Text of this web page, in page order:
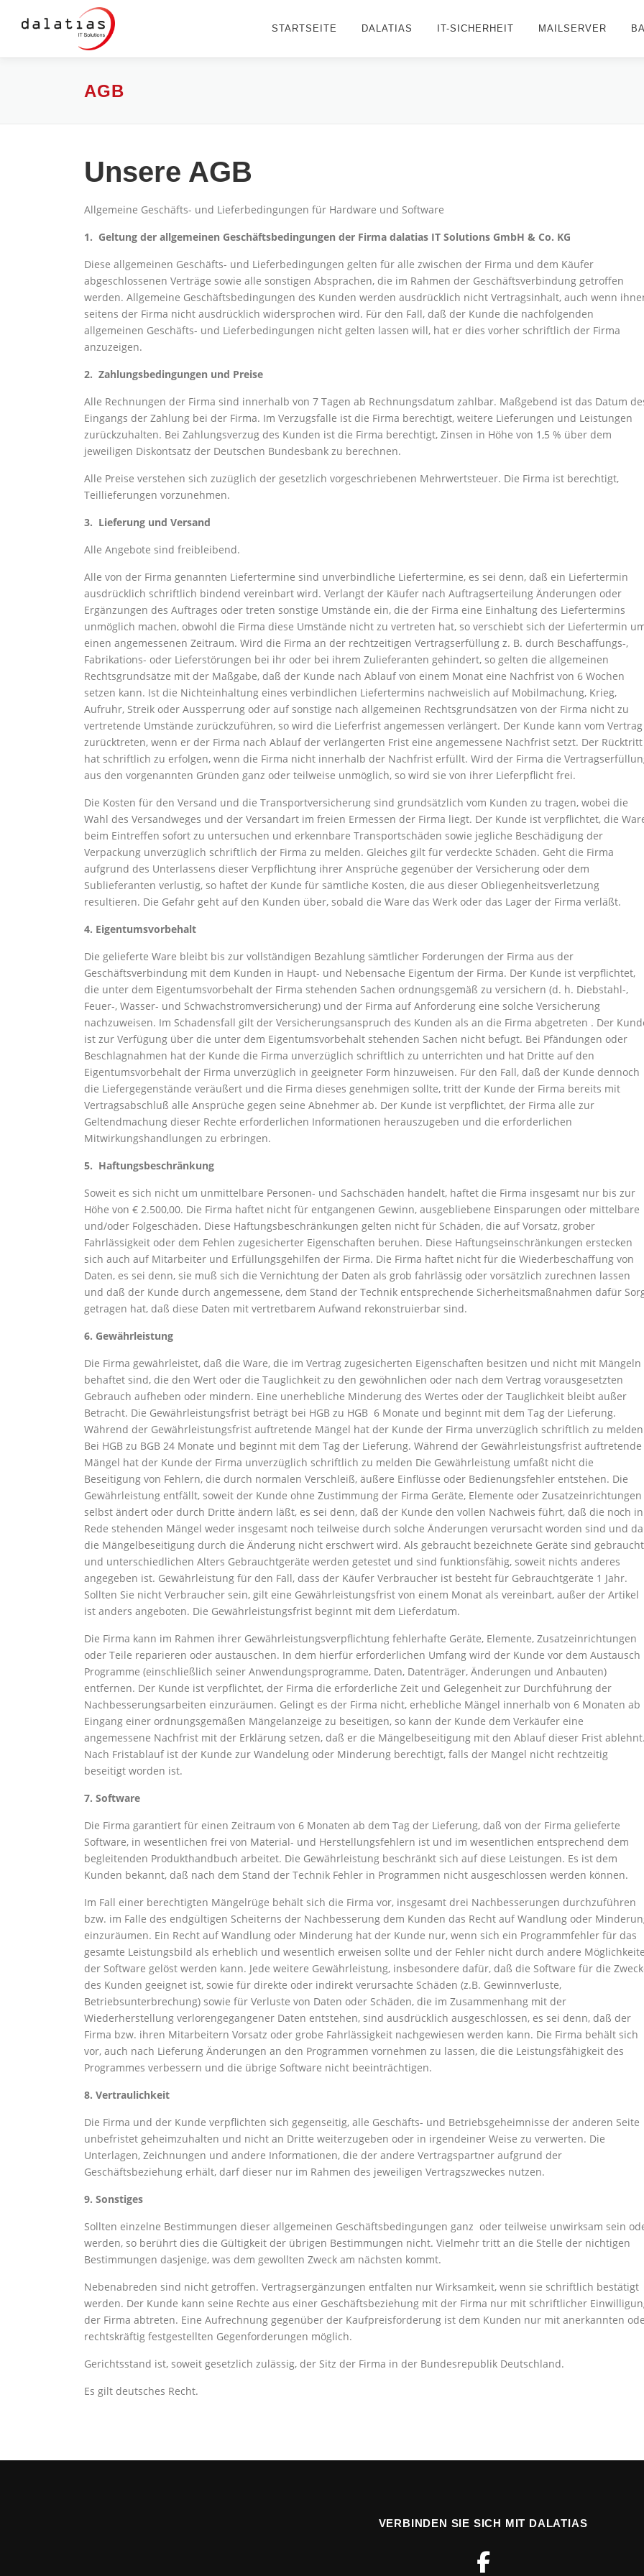
Inhalt
STARTSEITE DALATIAS IT-SICHERHEIT MAILSERVER
AGB
Unsere AGB
Allgemeine Geschäfts- und Lieferbedingungen für Hardware und Software
1. Geltung der allgemeinen Geschäftsbedingungen der Firma dalatias IT Solutions GmbH & Co. KG
Diese allgemeinen Geschäfts- und Lieferbedingungen gelten für alle zwischen der Firma und dem Käufer
abgeschlossenen Verträge sowie alle sonstigen Absprachen, die im Rahmen der Geschäftsverbindung getroffen
werden. Allgemeine Geschäftsbedingungen des Kunden werden ausdrücklich nicht Vertragsinhalt, auch wenn
seitens der Firma nicht ausdrücklich widersprochen wird. Für den Fall, daß der Kunde die nachfolgenden
allgemeinen Geschäfts- und Lieferbedingungen nicht gelten lassen will, hat er dies vorher schriftlich der Firma
anzuzeigen.
2. Zahlungsbedingungen und Preise
Alle Rechnungen der Firma sind innerhalb von 7 Tagen ab Rechnungsdatum zahlbar. Maßgebend ist das Datum
Eingangs der Zahlung bei der Firma. Im Verzugsfalle ist die Firma berechtigt, weitere Lieferungen und Leistungen
zurückzuhalten. Bei Zahlungsverzug des Kunden ist die Firma berechtigt, Zinsen in Höhe von 1,5 % über dem
jeweiligen Diskontsatz der Deutschen Bundesbank zu berechnen.
Alle Preise verstehen sich zuzüglich der gesetzlich vorgeschriebenen Mehrwertsteuer. Die Firma ist berechtigt,
Teillieferungen vorzunehmen.
3. Lieferung und Versand
Alle Angebote sind freibleibend.
Alle von der Firma genannten Liefertermine sind unverbindliche Liefertermine, es sei denn, daß ein Liefertermin
ausdrücklich schriftlich bindend vereinbart wird. Verlangt der Käufer nach Auftragserteilung Änderungen oder
Ergänzungen des Auftrages oder treten sonstige Umstände ein, die der Firma eine Einhaltung des Liefertermins
unmöglich machen, obwohl die Firma diese Umstände nicht zu vertreten hat, so verschiebt sich der Liefertermin
einen angemessenen Zeitraum. Wird die Firma an der rechtzeitigen Vertragserfüllung z. B. durch Beschaffungs-,
Fabrikations- oder Lieferstörungen bei ihr oder bei ihrem Zulieferanten gehindert, so gelten die allgemeinen
Rechtsgrundsätze mit der Maßgabe, daß der Kunde nach Ablauf von einem Monat eine Nachfrist von 6 Wochen
setzen kann. Ist die Nichteinhaltung eines verbindlichen Liefertermins nachweislich auf Mobilmachung, Krieg,
Aufruhr, Streik oder Aussperrung oder auf sonstige nach allgemeinen Rechtsgrundsätzen von der Firma nicht zu
vertretende Umstände zurückzuführen, so wird die Lieferfrist angemessen verlängert. Der Kunde kann vom Vertrag
zurücktreten, wenn er der Firma nach Ablauf der verlängerten Frist eine angemessene Nachfrist setzt. Der Rücktritt
hat schriftlich zu erfolgen, wenn die Firma nicht innerhalb der Nachfrist erfüllt. Wird der Firma die
aus den vorgenannten Gründen ganz oder teilweise unmöglich, so wird sie von ihrer Lieferpflicht frei.
Die Kosten für den Versand und die Transportversicherung sind grundsätzlich vom Kunden zu tragen, wobei die
Wahl des Versandweges und der Versandart im freien Ermessen der Firma liegt. Der Kunde ist verpflichtet, die
beim Eintreffen sofort zu untersuchen und erkennbare Transportschäden sowie jegliche Beschädigung der
Verpackung unverzüglich schriftlich der Firma zu melden. Gleiches gilt für verdeckte Schäden. Geht die Firma
aufgrund des Unterlassens dieser Verpflichtung ihrer Ansprüche gegenüber der Versicherung oder dem
Sublieferanten verlustig, so haftet der Kunde für sämtliche Kosten, die aus dieser Obliegenheitsverletzung
resultieren. Die Gefahr geht auf den Kunden über, sobald die Ware das Werk oder das Lager der Firma verläßt.
4. Eigentumsvorbehalt
Die gelieferte Ware bleibt bis zur vollständigen Bezahlung sämtlicher Forderungen der Firma aus der
Geschäftsverbindung mit dem Kunden in Haupt- und Nebensache Eigentum der Firma. Der Kunde ist verpflichtet,
die unter dem Eigentumsvorbehalt der Firma stehenden Sachen ordnungsgemäß zu versichern (d. h. Diebstahl-,
Feuer-, Wasser- und Schwachstromversicherung) und der Firma auf Anforderung eine solche Versicherung
nachzuweisen. Im Schadensfall gilt der Versicherungsanspruch des Kunden als an die Firma abgetreten . Der
ist zur Verfügung über die unter dem Eigentumsvorbehalt stehenden Sachen nicht befugt. Bei Pfändungen oder
Beschlagnahmen hat der Kunde die Firma unverzüglich schriftlich zu unterrichten und hat Dritte auf den
Eigentumsvorbehalt der Firma unverzüglich in geeigneter Form hinzuweisen. Für den Fall, daß der Kunde dennoch
die Liefergegenstände veräußert und die Firma dieses genehmigen sollte, tritt der Kunde der Firma bereits mit
Vertragsabschluß alle Ansprüche gegen seine Abnehmer ab. Der Kunde ist verpflichtet, der Firma alle zur
Geltendmachung dieser Rechte erforderlichen Informationen herauszugeben und die erforderlichen
Mitwirkungshandlungen zu erbringen.
5. Haftungsbeschränkung
Soweit es sich nicht um unmittelbare Personen- und Sachschäden handelt, haftet die Firma insgesamt nur bis zur
Höhe von € 2.500,00. Die Firma haftet nicht für entgangenen Gewinn, ausgebliebene Einsparungen oder mittelbare
und/oder Folgeschäden. Diese Haftungsbeschränkungen gelten nicht für Schäden, die auf Vorsatz, grober
Fahrlässigkeit oder dem Fehlen zugesicherter Eigenschaften beruhen. Diese Haftungseinschränkungen erstecken
sich auch auf Mitarbeiter und Erfüllungsgehilfen der Firma. Die Firma haftet nicht für die Wiederbeschaffung von
Daten, es sei denn, sie muß sich die Vernichtung der Daten als grob fahrlässig oder vorsätzlich zurechnen lassen
und daß der Kunde durch angemessene, dem Stand der Technik entsprechende Sicherheitsmaßnahmen dafür
getragen hat, daß diese Daten mit vertretbarem Aufwand rekonstruierbar sind.
6. Gewährleistung
Die Firma gewährleistet, daß die Ware, die im Vertrag zugesicherten Eigenschaften besitzen und nicht mit Mängeln
behaftet sind, die den Wert oder die Tauglichkeit zu den gewöhnlichen oder nach dem Vertrag vorausgesetzten
Gebrauch aufheben oder mindern. Eine unerhebliche Minderung des Wertes oder der Tauglichkeit bleibt außer
Betracht. Die Gewährleistungsfrist beträgt bei HGB zu HGB 6 Monate und beginnt mit dem Tag der Lieferung.
Während der Gewährleistungsfrist auftretende Mängel hat der Kunde der Firma unverzüglich schriftlich zu
Bei HGB zu BGB 24 Monate und beginnt mit dem Tag der Lieferung. Während der Gewährleistungsfrist auftretende
Mängel hat der Kunde der Firma unverzüglich schriftlich zu melden Die Gewährleistung umfaßt nicht die
Beseitigung von Fehlern, die durch normalen Verschleiß, äußere Einflüsse oder Bedienungsfehler entstehen. Die
Gewährleistung entfällt, soweit der Kunde ohne Zustimmung der Firma Geräte, Elemente oder Zusatzeinrichtungen
selbst ändert oder durch Dritte ändern läßt, es sei denn, daß der Kunde den vollen Nachweis führt, daß die noch in
Rede stehenden Mängel weder insgesamt noch teilweise durch solche Änderungen verursacht worden sind und
die Mängelbeseitigung durch die Änderung nicht erschwert wird. Als gebraucht bezeichnete Geräte sind gebraucht
und unterschiedlichen Alters Gebrauchtgeräte werden getestet und sind funktionsfähig, soweit nichts anderes
angegeben ist. Gewährleistung für den Fall, dass der Käufer Verbraucher ist besteht für Gebrauchtgeräte 1 Jahr.
Sollten Sie nicht Verbraucher sein, gilt eine Gewährleistungsfrist von einem Monat als vereinbart, außer der Artikel
ist anders angeboten. Die Gewährleistungsfrist beginnt mit dem Lieferdatum.
Die Firma kann im Rahmen ihrer Gewährleistungsverpflichtung fehlerhafte Geräte, Elemente, Zusatzeinrichtungen
oder Teile reparieren oder austauschen. In dem hierfür erforderlichen Umfang wird der Kunde vor dem Austausch
Programme (einschließlich seiner Anwendungsprogramme, Daten, Datenträger, Änderungen und Anbauten)
entfernen. Der Kunde ist verpflichtet, der Firma die erforderliche Zeit und Gelegenheit zur Durchführung der
Nachbesserungsarbeiten einzuräumen. Gelingt es der Firma nicht, erhebliche Mängel innerhalb von 6 Monaten ab
Eingang einer ordnungsgemäßen Mängelanzeige zu beseitigen, so kann der Kunde dem Verkäufer eine
angemessene Nachfrist mit der Erklärung setzen, daß er die Mängelbeseitigung mit den Ablauf dieser Frist
Nach Fristablauf ist der Kunde zur Wandelung oder Minderung berechtigt, falls der Mangel nicht rechtzeitig
beseitigt worden ist.
7. Software
Die Firma garantiert für einen Zeitraum von 6 Monaten ab dem Tag der Lieferung, daß von der Firma gelieferte
Software, in wesentlichen frei von Material- und Herstellungsfehlern ist und im wesentlichen entsprechend dem
begleitenden Produkthandbuch arbeitet. Die Gewährleistung beschränkt sich auf diese Leistungen. Es ist dem
Kunden bekannt, daß nach dem Stand der Technik Fehler in Programmen nicht ausgeschlossen werden können.
Im Fall einer berechtigten Mängelrüge behält sich die Firma vor, insgesamt drei Nachbesserungen durchzuführen
bzw. im Falle des endgültigen Scheiterns der Nachbesserung dem Kunden das Recht auf Wandlung oder
einzuräumen. Ein Recht auf Wandlung oder Minderung hat der Kunde nur, wenn sich ein Programmfehler für das
gesamte Leistungsbild als erheblich und wesentlich erweisen sollte und der Fehler nicht durch andere
der Software gelöst werden kann. Jede weitere Gewährleistung, insbesondere dafür, daß die Software für die
des Kunden geeignet ist, sowie für direkte oder indirekt verursachte Schäden (z.B. Gewinnverluste,
Betriebsunterbrechung) sowie für Verluste von Daten oder Schäden, die im Zusammenhang mit der
Wiederherstellung verlorengegangener Daten entstehen, sind ausdrücklich ausgeschlossen, es sei denn, daß der
Firma bzw. ihren Mitarbeitern Vorsatz oder grobe Fahrlässigkeit nachgewiesen werden kann. Die Firma behält sich
vor, auch nach Lieferung Änderungen an den Programmen vornehmen zu lassen, die die Leistungsfähigkeit des
Programmes verbessern und die übrige Software nicht beeinträchtigen.
8. Vertraulichkeit
Die Firma und der Kunde verpflichten sich gegenseitig, alle Geschäfts- und Betriebsgeheimnisse der anderen Seite
unbefristet geheimzuhalten und nicht an Dritte weiterzugeben oder in irgendeiner Weise zu verwerten. Die
Unterlagen, Zeichnungen und andere Informationen, die der andere Vertragspartner aufgrund der
Geschäftsbeziehung erhält, darf dieser nur im Rahmen des jeweiligen Vertragszweckes nutzen.
9. Sonstiges
Sollten einzelne Bestimmungen dieser allgemeinen Geschäftsbedingungen ganz oder teilweise unwirksam sein
werden, so berührt dies die Gültigkeit der übrigen Bestimmungen nicht. Vielmehr tritt an die Stelle der nichtigen
Bestimmungen dasjenige, was dem gewollten Zweck am nächsten kommt.
Nebenabreden sind nicht getroffen. Vertragsergänzungen entfalten nur Wirksamkeit, wenn sie schriftlich bestätigt
werden. Der Kunde kann seine Rechte aus einer Geschäftsbeziehung mit der Firma nur mit schriftlicher
der Firma abtreten. Eine Aufrechnung gegenüber der Kaufpreisforderung ist dem Kunden nur mit anerkannten
rechtskräftig festgestellten Gegenforderungen möglich.
Gerichtsstand ist, soweit gesetzlich zulässig, der Sitz der Firma in der Bundesrepublik Deutschland.
Es gilt deutsches Recht.
VERBINDEN SIE SICH MIT DALATIAS